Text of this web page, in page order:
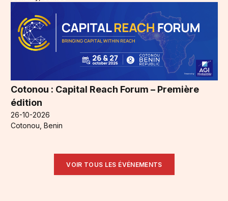
Cotonou : Capital Reach Forum – Première
édition
26-10-2026
Cotonou, Benin
VOIR TOUS LES ÉVÉNEMENTS